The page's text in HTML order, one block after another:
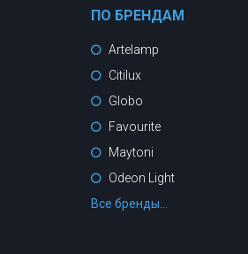
ПО БРЕНДАМ
Artelamp
Citilux
Globo
Favourite
Maytoni
Odeon Light
Все бренды...